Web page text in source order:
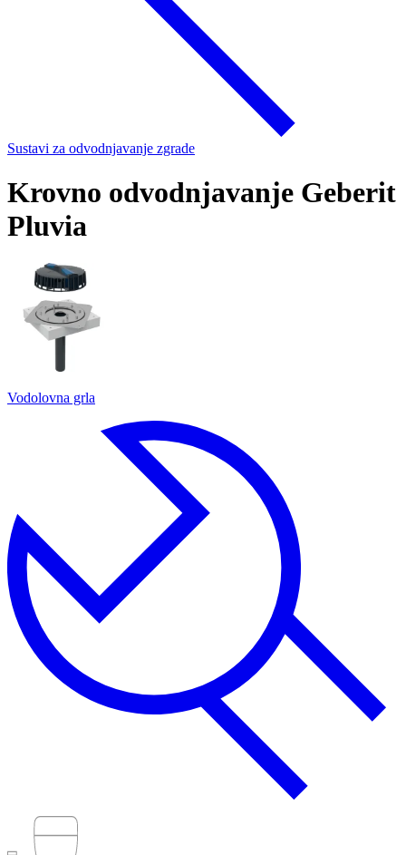
Sustavi za odvodnjavanje zgrade
Krovno odvodnjavanje Geberit
Pluvia
Vodolovna grla